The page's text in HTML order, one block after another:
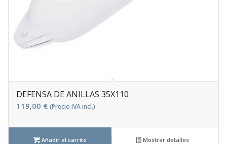
DEFENSA DE ANILLAS 35X110
119,00 € (Precio IVA incl.)
Añadir al carrito Mostrar detalles